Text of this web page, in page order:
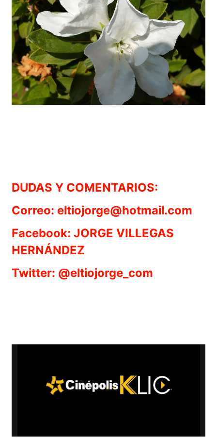
DUDAS Y COMENTARIOS:
Correo: eltiojorge@hotmail.com
Facebook: JORGE VILLEGAS
HERNÁNDEZ
Twitter: @eltiojorge_com